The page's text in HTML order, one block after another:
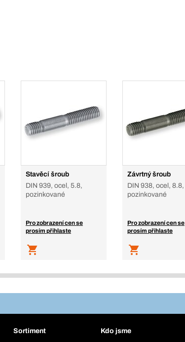
Stavěcí šroub
DIN 939, ocel, 5.8,
pozinkované
Pro zobrazení cen se
prosím přihlaste
Závrtný šroub
DIN 938, ocel, 8.8,
pozinkované
Pro zobrazení cen se
prosím přihlaste
Sortiment Kdo jsme